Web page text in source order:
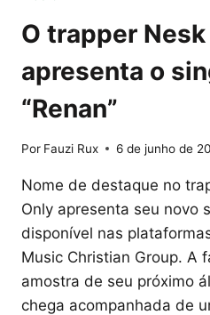
O trapper
apresenta o
“Renan”
Por Fauzi Rux 6 de junho de
Nome de destaque no
Only apresenta seu novo
disponível nas
Music Christian Group. A
amostra de seu próximo
chega acompanhada de